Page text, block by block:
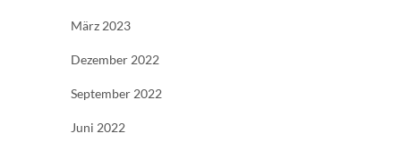
März 2023
Dezember 2022
September 2022
Juni 2022